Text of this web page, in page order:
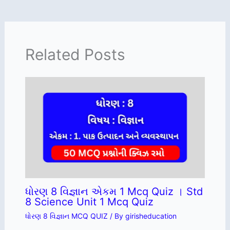
Related Posts
ધોરણ 8 વિજ્ઞાન એકમ 1 Mcq Quiz । Std
8 Science Unit 1 Mcq Quiz
ધોરણ 8 વિજ્ઞાન MCQ QUIZ / By girisheducation